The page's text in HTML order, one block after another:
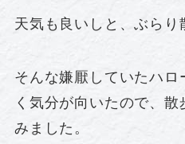
天気も良いしと、ぶらり
そんな嫌厭していたハロ
く気分が向いたので、
みました。